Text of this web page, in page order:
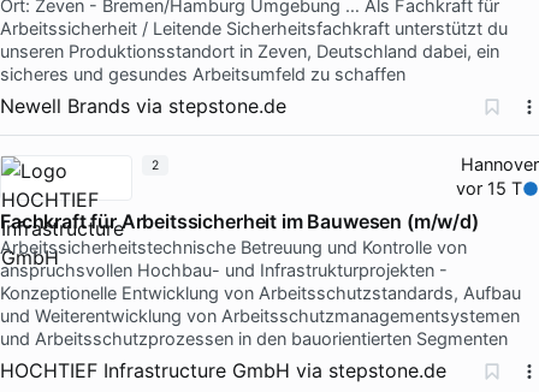
Ort: Zeven - Bremen/Hamburg Umgebung … Als Fachkraft für
Arbeitssicherheit / Leitende Sicherheitsfachkraft unterstützt du
unseren Produktionsstandort in Zeven, Deutschland dabei, ein
sicheres und gesundes Arbeitsumfeld zu schaffen
Newell Brands via stepstone.de
Hannover
vor 15 T
Fachkraft für Arbeitssicherheit im Bauwesen (m/w/d)
Arbeitssicherheitstechnische Betreuung und Kontrolle von
anspruchsvollen Hochbau- und Infrastrukturprojekten -
Konzeptionelle Entwicklung von Arbeitsschutzstandards, Aufbau
und Weiterentwicklung von Arbeitsschutzmanagementsystemen
und Arbeitsschutzprozessen in den bauorientierten Segmenten
HOCHTIEF Infrastructure GmbH via stepstone.de
2